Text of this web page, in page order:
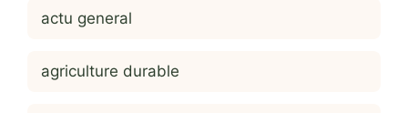
actu general
agriculture durable